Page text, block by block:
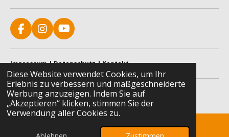
Diese Website verwendet Cookies, um Ihr
Erlebnis zu verbessern und maßgeschneiderte
Werbung anzuzeigen. Indem Sie auf
„Akzeptieren“ klicken, stimmen Sie der
Verwendung aller Cookies zu.
F
a
c
e
b
o
o
k
I
n
s
t
a
g
r
a
m
Y
o
u
T
u
b
e
Impressum|Datenschutz|Kontakt
© 2025 - 2026 Vinyl-Fan
Mit Unterstützung vonWebador